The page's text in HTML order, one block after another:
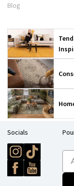
Blog
Socials
E-